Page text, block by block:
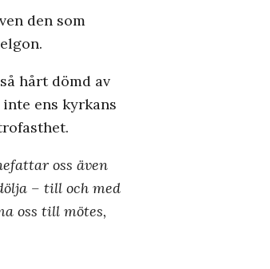
den som
hårt dömd av
ens kyrkans
oss även
– till och med
oss till mötes,